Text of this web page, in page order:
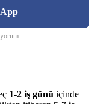
1-2 iş günü içinde